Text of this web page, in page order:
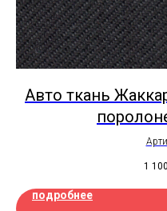
Авто ткань
1 100
подробнее